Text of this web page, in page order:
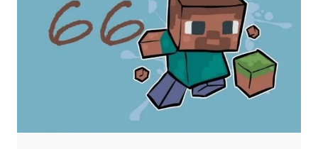
|
67#
MINECRAFT
:
D7OOMY999